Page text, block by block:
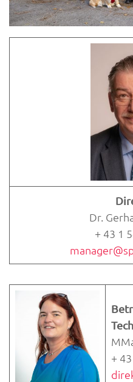
Dr.
+ 43 1
+